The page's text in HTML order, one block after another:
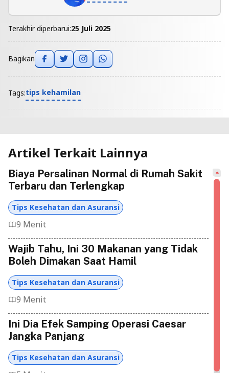
Terakhir diperbarui:25 Juli 2025
Bagikan
Tags:tips kehamilan
Artikel Terkait Lainnya
Biaya Persalinan Normal di Rumah Sakit
Terbaru dan Terlengkap
Tips Kesehatan dan Asuransi
9 Menit
Wajib Tahu, Ini 30 Makanan yang Tidak
Boleh Dimakan Saat Hamil
Tips Kesehatan dan Asuransi
9 Menit
Ini Dia Efek Samping Operasi Caesar
Jangka Panjang
Tips Kesehatan dan Asuransi